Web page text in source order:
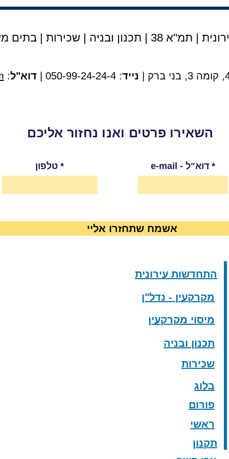
| תמ"א 38 | תכנון ובניה | שכירות | בתים
נייד: 050-99-24-24-4 | דוא"ל:
השאירו פרטים ואנו נחזור אליכם
טלפון e-mail - דוא"ל
אשמח שתחזרו אליי
התחדשות עירונית
מקרקעין - נדל"ן
מיסוי מקרקעין
תכנון ובניה
שכירות
בלוג
פורום
ראשי
תקנון